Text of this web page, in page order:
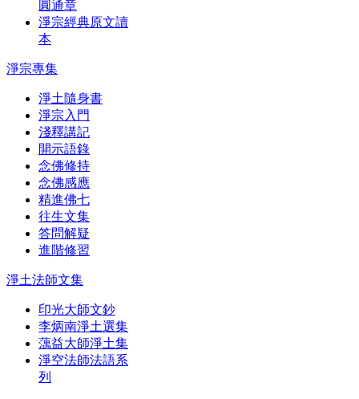
圓通章
淨宗經典原文讀
本
淨宗專集
淨土隨身書
淨宗入門
淺釋講記
開示語錄
念佛修持
念佛感應
精進佛七
往生文集
答問解疑
進階修習
淨土法師文集
印光大師文鈔
李炳南淨土選集
蕅益大師淨土集
淨空法師法語系
列